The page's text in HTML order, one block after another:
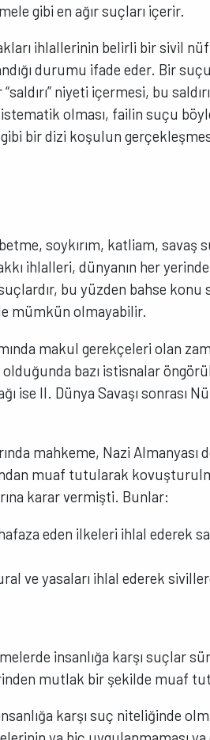
gibi en ağır suçları içerir.
ihlallerinin belirli bir sivil
durumu ifade eder. Bir
niyeti içermesi, bu
olması, failin suçu
bir dizi koşulun
soykırım, katliam, savaş
ihlalleri, dünyanın her
bu yüzden bahse konu
mümkün olmayabilir.
makul gerekçeleri olan
bazı istisnalar
ise II. Dünya Savaşı sonrası
mahkeme, Nazi Almanyası
muaf tutularak
karar vermişti. Bunlar:
eden ilkeleri ihlal ederek
ve yasaları ihlal ederek
insanlığa karşı suçlar
mutlak bir şekilde muaf
karşı suç niteliğinde